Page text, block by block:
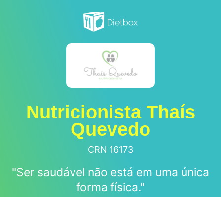
Nutricionista Thaís
Quevedo
CRN 16173
"Ser saudável não está em uma única
forma física."